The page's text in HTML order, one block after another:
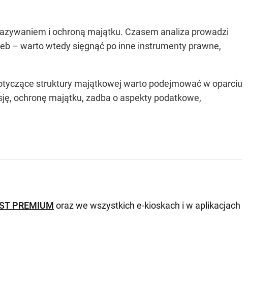
i ochroną majątku. Czasem analiza prowadzi
– warto wtedy sięgnąć po inne instrumenty prawne,
struktury majątkowej warto podejmować w oparciu
ochronę majątku, zadba o aspekty podatkowe,
PREMIUM oraz we wszystkich e-kioskach i w aplikacjach